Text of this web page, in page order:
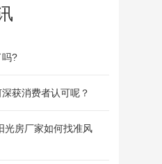
吗?
获消费者认可呢？
光房厂家如何找准风